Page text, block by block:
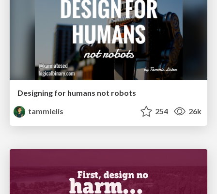
Designing for humans not robots
tammielis
254 26k